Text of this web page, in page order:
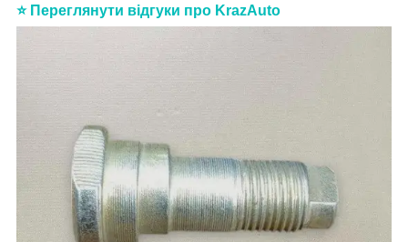
⭐ Переглянути відгуки про KrazAuto